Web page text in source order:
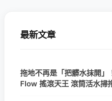
最新文章
拖地不再是「把髒水抹開
Flow 搖滾天王 滾筒活水掃